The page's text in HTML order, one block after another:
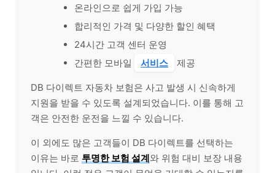
온라인으로 쉽게 가입 가능
합리적인 가격 및 다양한 할인 혜택
24시간 고객 센터 운영
간편한 모바일
서비스 제공
DB 다이렉트 자동차 보험은 사고 발생 시 신속하게
지원을 받을 수 있도록 설계되었습니다. 이를 통해 고
객은 안전한 운전을 느낄 수 있습니다.
이 외에도 많은 고객들이 DB 다이렉트를 선택하는
이유는 바로 투명한 보험 설계와 위험 대비 보장 내용